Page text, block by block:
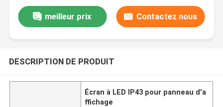
meilleur prix Contactez nous
DESCRIPTION DE PRODUIT
Écran à LED IP43 pour panneau d'a
ffichage